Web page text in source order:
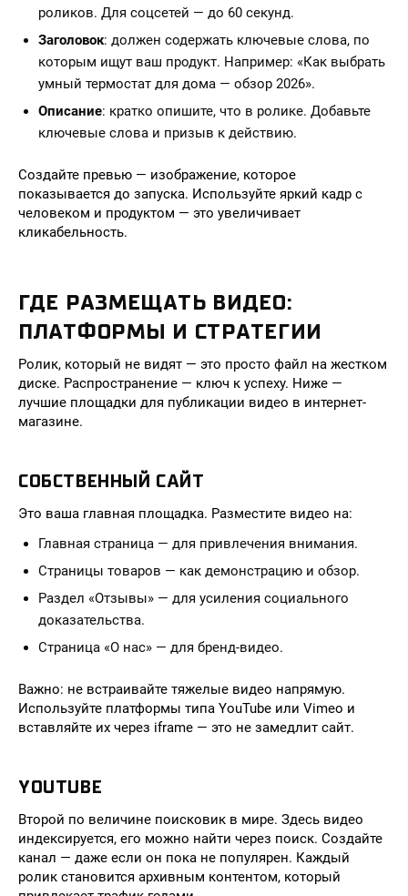
роликов. Для соцсетей — до 60 секунд.
Заголовок: должен содержать ключевые слова, по
которым ищут ваш продукт. Например: «Как выбрать
умный термостат для дома — обзор 2026».
Описание: кратко опишите, что в ролике. Добавьте
ключевые слова и призыв к действию.
Создайте превью — изображение, которое
показывается до запуска. Используйте яркий кадр с
человеком и продуктом — это увеличивает
кликабельность.
ГДЕ РАЗМЕЩАТЬ ВИДЕО:
ПЛАТФОРМЫ И СТРАТЕГИИ
Ролик, который не видят — это просто файл на жестком
диске. Распространение — ключ к успеху. Ниже —
лучшие площадки для публикации видео в интернет-
магазине.
СОБСТВЕННЫЙ САЙТ
Это ваша главная площадка. Разместите видео на:
Главная страница — для привлечения внимания.
Страницы товаров — как демонстрацию и обзор.
Раздел «Отзывы» — для усиления социального
доказательства.
Страница «О нас» — для бренд-видео.
Важно: не встраивайте тяжелые видео напрямую.
Используйте платформы типа YouTube или Vimeo и
вставляйте их через iframe — это не замедлит сайт.
YOUTUBE
Второй по величине поисковик в мире. Здесь видео
индексируется, его можно найти через поиск. Создайте
канал — даже если он пока не популярен. Каждый
ролик становится архивным контентом, который